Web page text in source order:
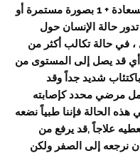
حصل على المال ونادراً ما نجد شخصاً بسعادة + 1 بصورة مستمرة أو
حالة الإنسان حول
، في حالة تكالب أكثر من
إلي – 3 أو أكثر أي قد يصل إلى المستوى من
شديد جداً وقد
مرضي محدد كإصابته
هذه الحالة فإننا طبياً نضعه
علاجاً ,قد يرفع من
بعض الأحيان نرجعه إلى الصفر ولكن